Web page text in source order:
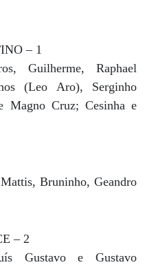
– 1
Guilherme, Raphael
(Leo Aro), Serginho
Magno Cruz; Cesinha e
Bruninho, Geandro
– 2
Gustavo e Gustavo